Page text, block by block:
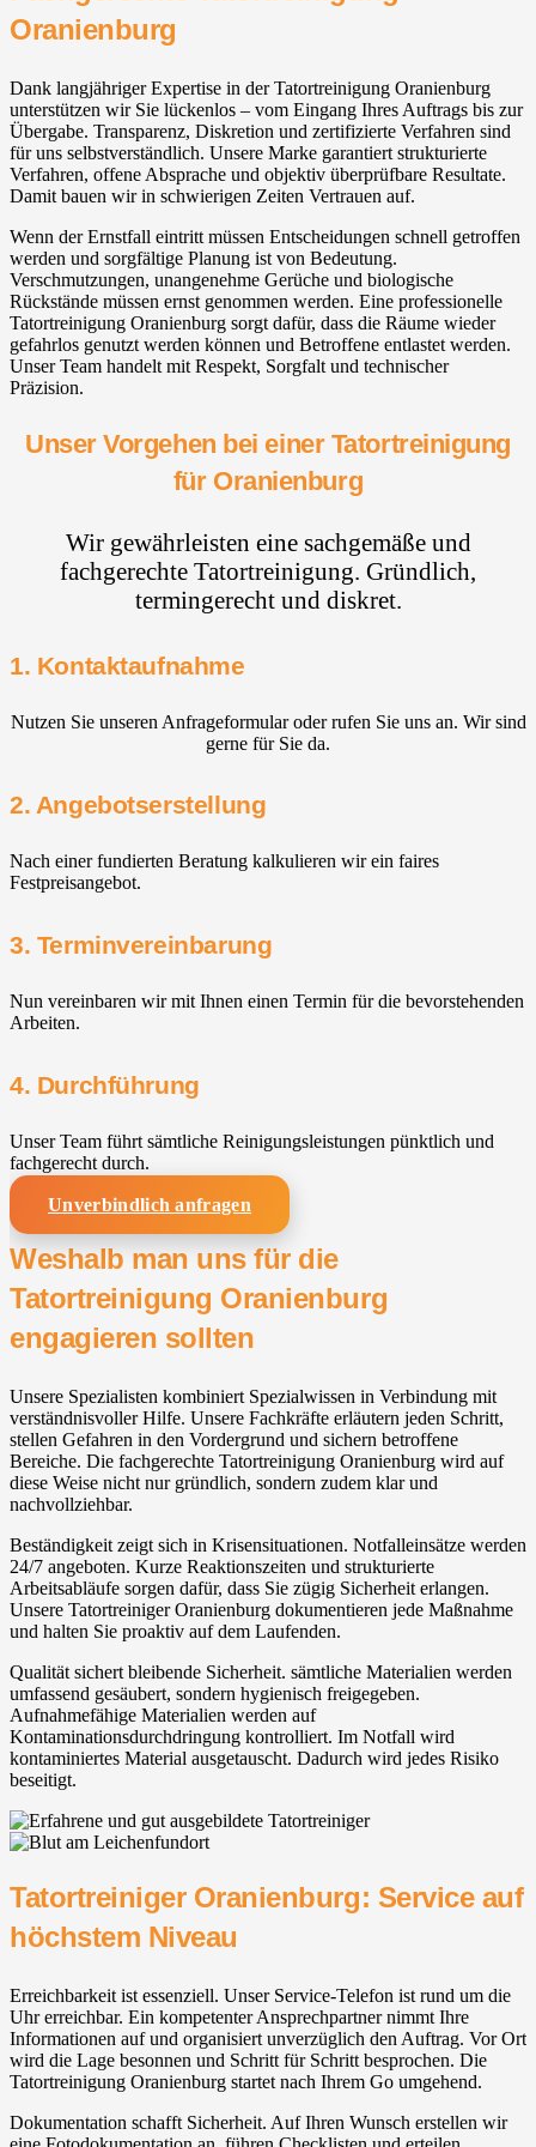
Oranienburg
Dank langjähriger Expertise in der Tatortreinigung Oranienburg
unterstützen wir Sie lückenlos – vom Eingang Ihres Auftrags bis zur
Übergabe. Transparenz, Diskretion und zertifizierte Verfahren sind
für uns selbstverständlich. Unsere Marke garantiert strukturierte
Verfahren, offene Absprache und objektiv überprüfbare Resultate.
Damit bauen wir in schwierigen Zeiten Vertrauen auf.
Wenn der Ernstfall eintritt müssen Entscheidungen schnell getroffen
werden und sorgfältige Planung ist von Bedeutung.
Verschmutzungen, unangenehme Gerüche und biologische
Rückstände müssen ernst genommen werden. Eine professionelle
Tatortreinigung Oranienburg sorgt dafür, dass die Räume wieder
gefahrlos genutzt werden können und Betroffene entlastet werden.
Unser Team handelt mit Respekt, Sorgfalt und technischer
Präzision.
Unser Vorgehen bei einer Tatortreinigung
für Oranienburg
Wir gewährleisten eine sachgemäße und
fachgerechte Tatortreinigung. Gründlich,
termingerecht und diskret.
1. Kontaktaufnahme
Nutzen Sie unseren Anfrageformular oder rufen Sie uns an. Wir sind
gerne für Sie da.
2. Angebotserstellung
Nach einer fundierten Beratung kalkulieren wir ein faires
Festpreisangebot.
3. Terminvereinbarung
Nun vereinbaren wir mit Ihnen einen Termin für die bevorstehenden
Arbeiten.
4. Durchführung
Unser Team führt sämtliche Reinigungsleistungen pünktlich und
fachgerecht durch.
Unverbindlich anfragen
Weshalb man uns für die
Tatortreinigung Oranienburg
engagieren sollten
Unsere Spezialisten kombiniert Spezialwissen in Verbindung mit
verständnisvoller Hilfe. Unsere Fachkräfte erläutern jeden Schritt,
stellen Gefahren in den Vordergrund und sichern betroffene
Bereiche. Die fachgerechte Tatortreinigung Oranienburg wird auf
diese Weise nicht nur gründlich, sondern zudem klar und
nachvollziehbar.
Beständigkeit zeigt sich in Krisensituationen. Notfalleinsätze werden
24/7 angeboten. Kurze Reaktionszeiten und strukturierte
Arbeitsabläufe sorgen dafür, dass Sie zügig Sicherheit erlangen.
Unsere Tatortreiniger Oranienburg dokumentieren jede Maßnahme
und halten Sie proaktiv auf dem Laufenden.
Qualität sichert bleibende Sicherheit. sämtliche Materialien werden
umfassend gesäubert, sondern hygienisch freigegeben.
Aufnahmefähige Materialien werden auf
Kontaminationsdurchdringung kontrolliert. Im Notfall wird
kontaminiertes Material ausgetauscht. Dadurch wird jedes Risiko
beseitigt.
Tatortreiniger Oranienburg: Service auf
höchstem Niveau
Erreichbarkeit ist essenziell. Unser Service-Telefon ist rund um die
Uhr erreichbar. Ein kompetenter Ansprechpartner nimmt Ihre
Informationen auf und organisiert unverzüglich den Auftrag. Vor Ort
wird die Lage besonnen und Schritt für Schritt besprochen. Die
Tatortreinigung Oranienburg startet nach Ihrem Go umgehend.
Dokumentation schafft Sicherheit. Auf Ihren Wunsch erstellen wir